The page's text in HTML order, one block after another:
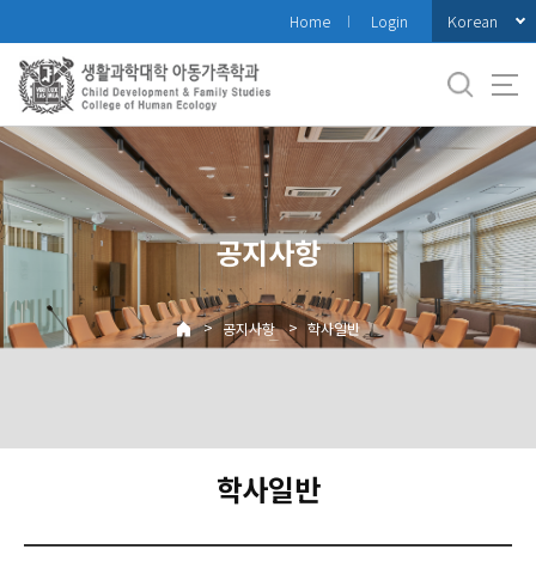
로
메
뉴
Home Login Korean
공지사항
> 공지사항 > 학사일반
학사일반